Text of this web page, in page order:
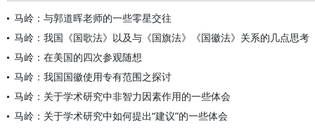
马岭：与郭道晖老师的一些零星交往
马岭：我国《国歌法》以及与《国旗法》《国徽法》关系的几点思考
马岭：在美国的四次参观随想
马岭：我国国徽使用专有范围之探讨
马岭：关于学术研究中非智力因素作用的一些体会
马岭：关于学术研究中如何提出“建议”的一些体会